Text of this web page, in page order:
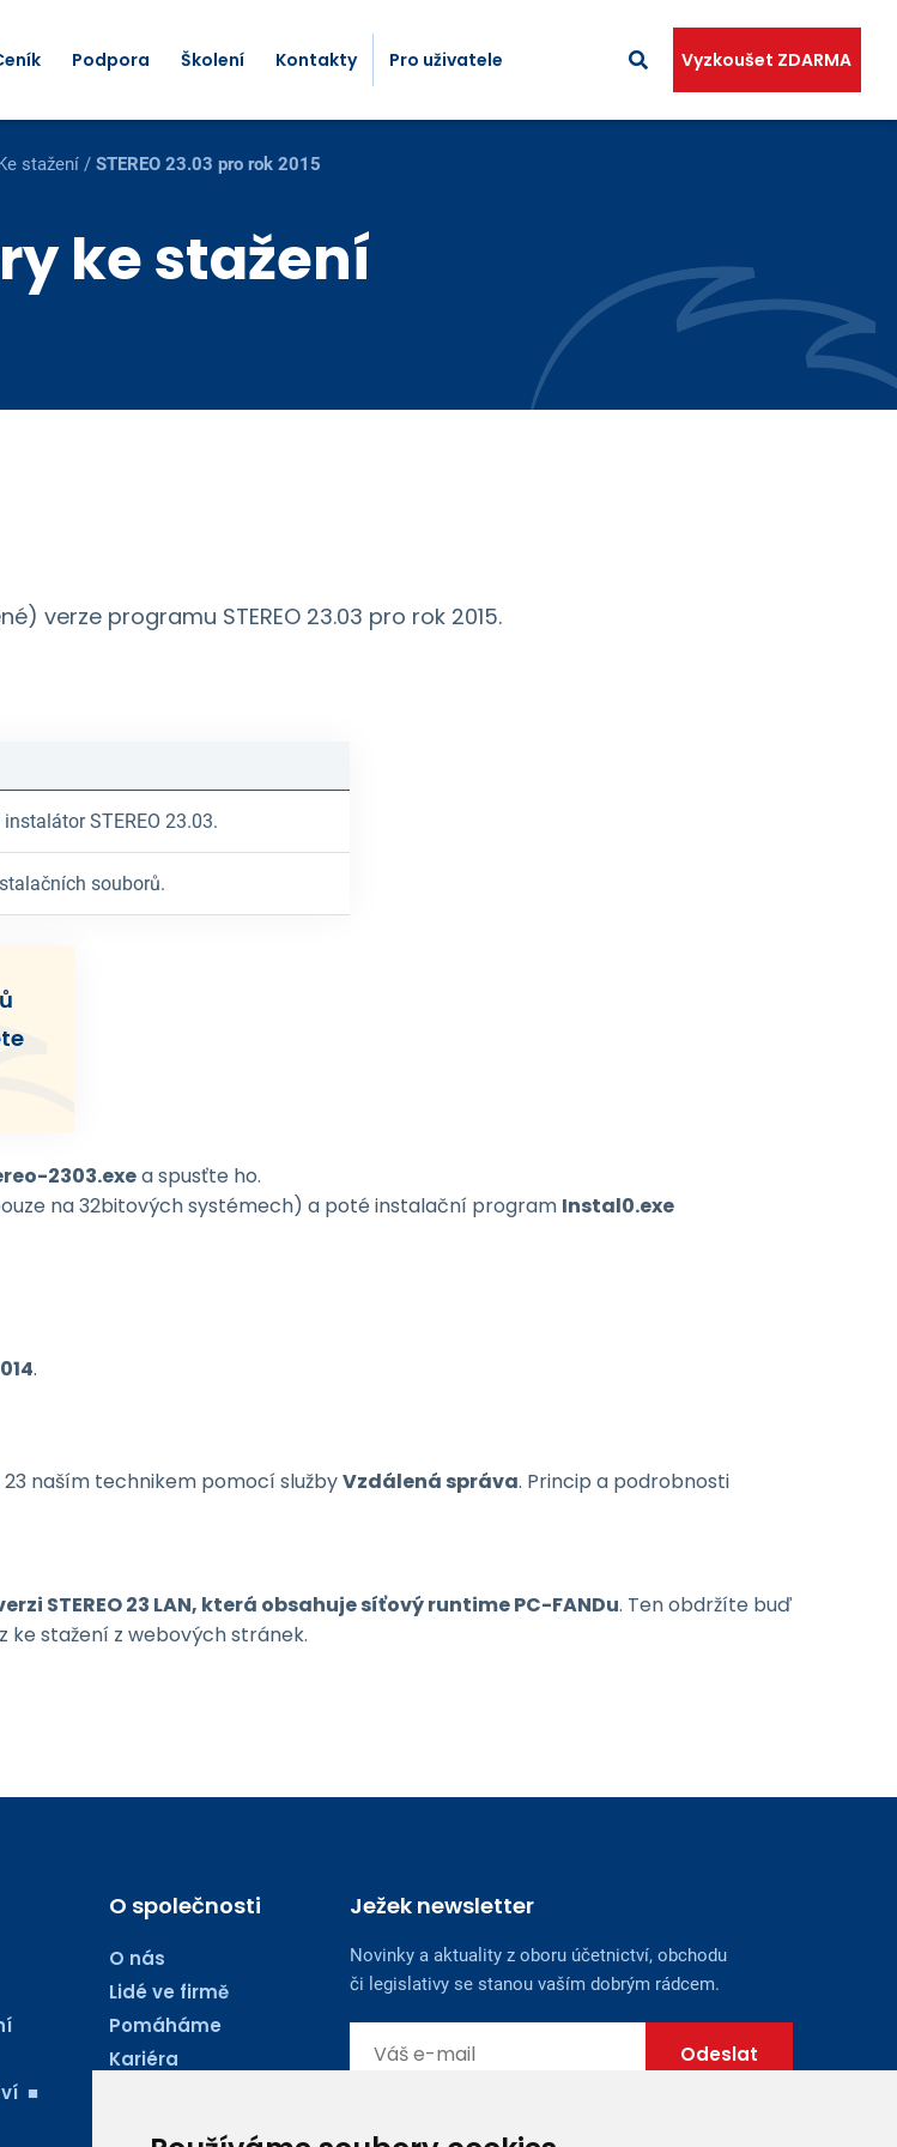
Podpora Školení Kontakty Pro uživatele Vyzkoušet ZDARMA
stažení / STEREO 23.03 pro rok 2015
ke stažení
verze programu STEREO 23.03 pro rok 2015.
STEREO 23.03.
souborů.
2303.exea spusťte ho.
na 32bitových systémech) a poté instalační program Instal0.exe
.
naším technikem pomocí službyVzdálená správa. Princip a podrobnosti
STEREO 23 LAN, která obsahuje síťový runtime PC-FANDu. Ten obdržíte buď
ke stažení z webových stránek.
■
O společnosti
O nás
Lidé ve firmě
Pomáháme
Kariéra
Ježek newsletter
Novinky a aktuality z oboru účetnictví, obchodu
či legislativy se stanou vaším dobrým rádcem.